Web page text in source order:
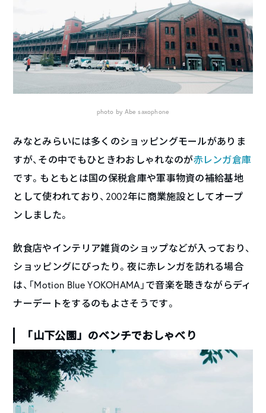
photo by Abe saxophone
みなとみらいには多くのショッピングモールがありま
すが、その中でもひときわおしゃれなのが赤レンガ倉庫
です。もともとは国の保税倉庫や軍事物資の補給基地
として使われており、2002年に商業施設としてオープ
ンしました。
飲食店やインテリア雑貨のショップなどが入っており、
ショッピングにぴったり。夜に赤レンガを訪れる場合
は、「Motion Blue YOKOHAMA」で音楽を聴きながらディ
ナーデートをするのもよさそうです。
「山下公園」のベンチでおしゃべり